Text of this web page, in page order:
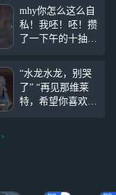
mhy你怎么这么自
私！我呸！呸！攒
了一下午的十抽，
了！连个菲米尼都
没有！ 我要小正
太！！
“水龙水龙，别哭
了” “再见那维莱
特，希望你喜欢这